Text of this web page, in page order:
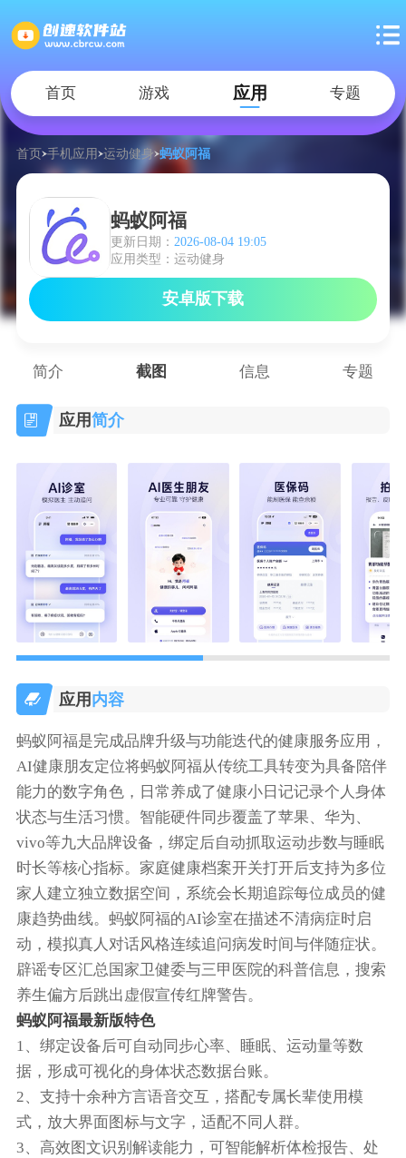
首页 游戏 应用 专题
首页 手机应用 运动健身 蚂蚁阿福
蚂蚁阿福
更新日期： 2026-08-04 19:05
应用类型：运动健身
安卓版下载
简介 截图 信息 专题
应用简介
应用 内容
蚂蚁阿福是完成品牌升级与功能迭代的健康服务应用，
AI健康朋友定位将蚂蚁阿福从传统工具转变为具备陪伴
能力的数字角色，日常养成了健康小日记记录个人身体
状态与生活习惯。智能硬件同步覆盖了苹果、华为、
vivo等九大品牌设备，绑定后自动抓取运动步数与睡眠
时长等核心指标。家庭健康档案开关打开后支持为多位
家人建立独立数据空间，系统会长期追踪每位成员的健
康趋势曲线。蚂蚁阿福的AI诊室在描述不清病症时启
动，模拟真人对话风格连续追问病发时间与伴随症状。
辟谣专区汇总国家卫健委与三甲医院的科普信息，搜索
养生偏方后跳出虚假宣传红牌警告。
蚂蚁阿福最新版特色
1、绑定设备后可自动同步心率、睡眠、运动量等数
据，形成可视化的身体状态数据台账。
2、支持十余种方言语音交互，搭配专属长辈使用模
式，放大界面图标与文字，适配不同人群。
3、高效图文识别解读能力，可智能解析体检报告、处